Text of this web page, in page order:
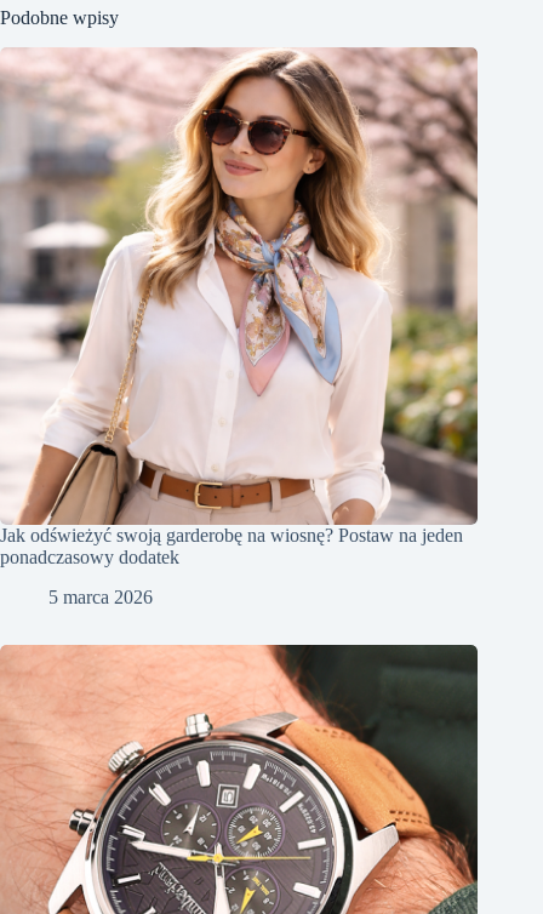
Podobne wpisy
Jak odświeżyć swoją garderobę na wiosnę? Postaw na jeden
ponadczasowy dodatek
5 marca 2026